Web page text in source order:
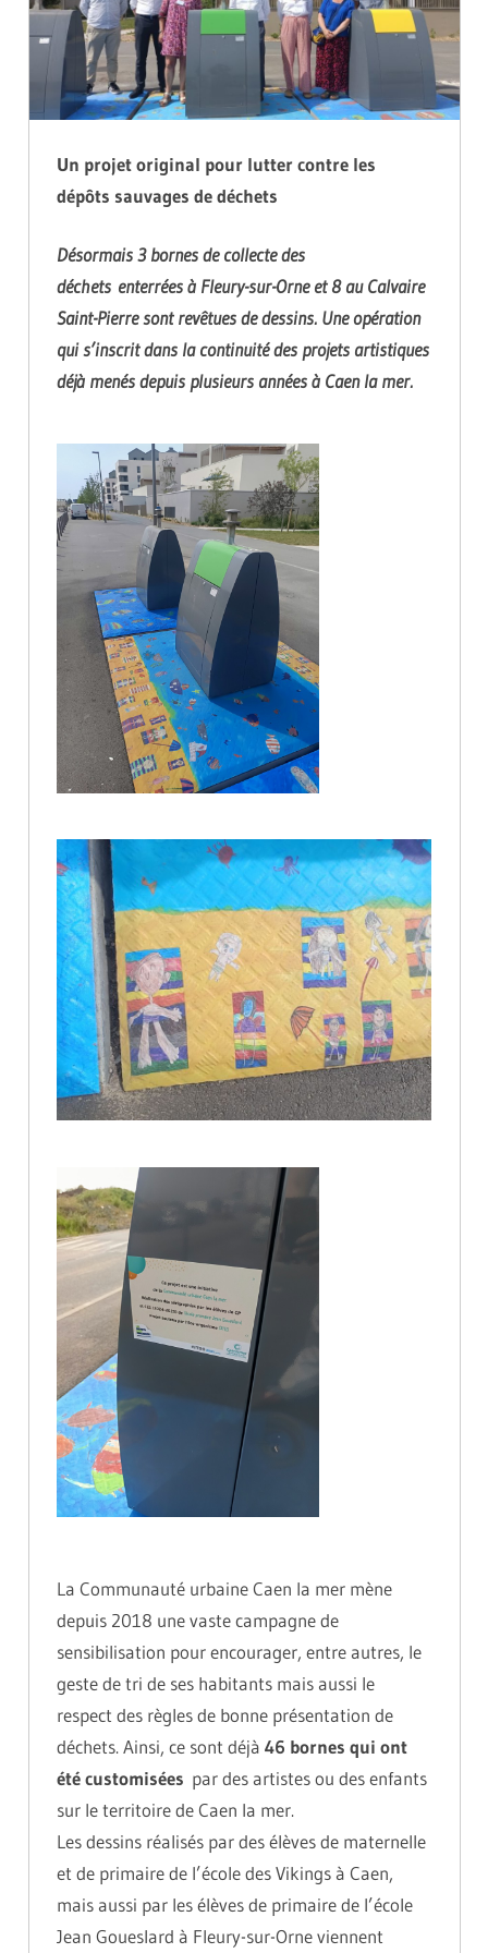
Un projet original pour lutter contre les
dépôts sauvages de déchets
Désormais 3 bornes de collecte des
déchets enterrées à Fleury-sur-Orne et 8 au Calvaire
Saint-Pierre sont revêtues de dessins. Une opération
qui s’inscrit dans la continuité des projets artistiques
déjà menés depuis plusieurs années à Caen la mer.
La Communauté urbaine Caen la mer mène
depuis 2018 une vaste campagne de
sensibilisation pour encourager, entre autres, le
geste de tri de ses habitants mais aussi le
respect des règles de bonne présentation de
déchets. Ainsi, ce sont déjà 46 bornes qui ont
été customisées par des artistes ou des enfants
sur le territoire de Caen la mer.
Les dessins réalisés par des élèves de maternelle
et de primaire de l’école des Vikings à Caen,
mais aussi par les élèves de primaire de l’école
Jean Goueslard à Fleury-sur-Orne viennent